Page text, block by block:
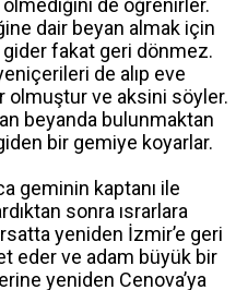
ölmediğini de öğrenirler.
dair beyan almak için
gider fakat geri dönmez.
de alıp eve
olmuştur ve aksini söyler.
beyanda bulunmaktan
bir gemiye koyarlar.
geminin kaptanı ile
sonra ısrarlara
yeniden İzmir’e geri
eder ve adam büyük bir
yeniden Cenova’ya